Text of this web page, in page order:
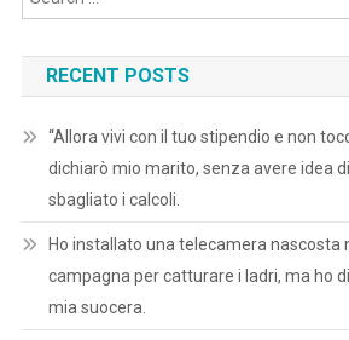
RECENT POSTS
“Allora vivi con il tuo stipendio e non
dichiarò mio marito, senza avere idea
sbagliato i calcoli.
Ho installato una telecamera nascosta
campagna per catturare i ladri, ma ho
mia suocera.